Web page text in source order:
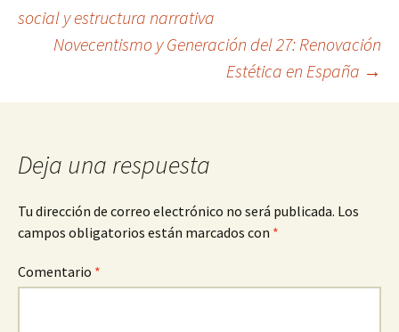
entradas
social y estructura narrativa
Novecentismo y Generación del 27: Renovación
Estética en España →
Deja una respuesta
Tu dirección de correo electrónico no será publicada. Los
campos obligatorios están marcados con *
Comentario *